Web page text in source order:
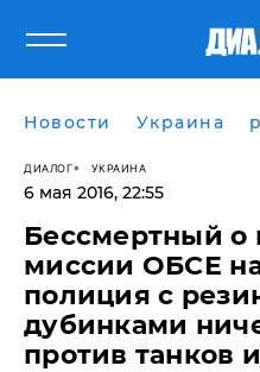
Новости Украина
ДИАЛОГ УКРАИНА
6 мая 2016, 22:55
Бессмертный о
миссии ОБСЕ
полиция с
дубинками
против танков